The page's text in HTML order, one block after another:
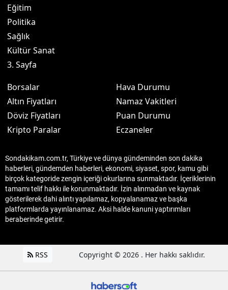
Eğitim
Politika
Sağlık
Kültür Sanat
3. Sayfa
Borsalar
Altın Fiyatları
Döviz Fiyatları
Kripto Paralar
Hava Durumu
Namaz Vakitleri
Puan Durumu
Eczaneler
Sondakikam.com.tr, Türkiye ve dünya gündeminden son dakika
haberleri, gündemden haberleri, ekonomi, siyaset, spor, kamu gibi
birçok kategoride zengin içeriği okurlarına sunmaktadır. İçeriklerinin
tamamı telif hakkı ile korunmaktadır. İzin alınmadan ve kaynak
gösterilerek dahi alıntı yapılamaz, kopyalanamaz ve başka
platformlarda yayınlanamaz. Aksi halde kanuni yaptırımları
beraberinde getirir.
RSS Copyright © 2026 . Her hakkı saklıdır.